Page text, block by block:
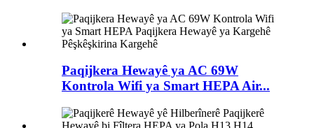
Paqijkera Hewayê ya AC 69W
Kontrola Wifi ya Smart HEPA Air...